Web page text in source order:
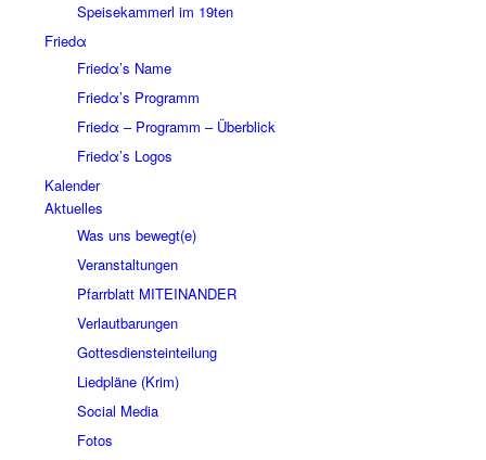
Speisekammerl im 19ten
Friedα
Friedα’s Name
Friedα’s Programm
Friedα – Programm – Überblick
Friedα’s Logos
Kalender
Aktuelles
Was uns bewegt(e)
Veranstaltungen
Pfarrblatt MITEINANDER
Verlautbarungen
Gottesdiensteinteilung
Liedpläne (Krim)
Social Media
Fotos